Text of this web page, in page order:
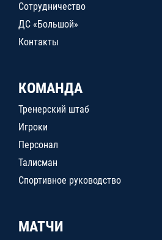
Сотрудничество
ДС «Большой»
Контакты
КОМАНДА
Тренерский штаб
Игроки
Персонал
Талисман
Спортивное руководство
МАТЧИ